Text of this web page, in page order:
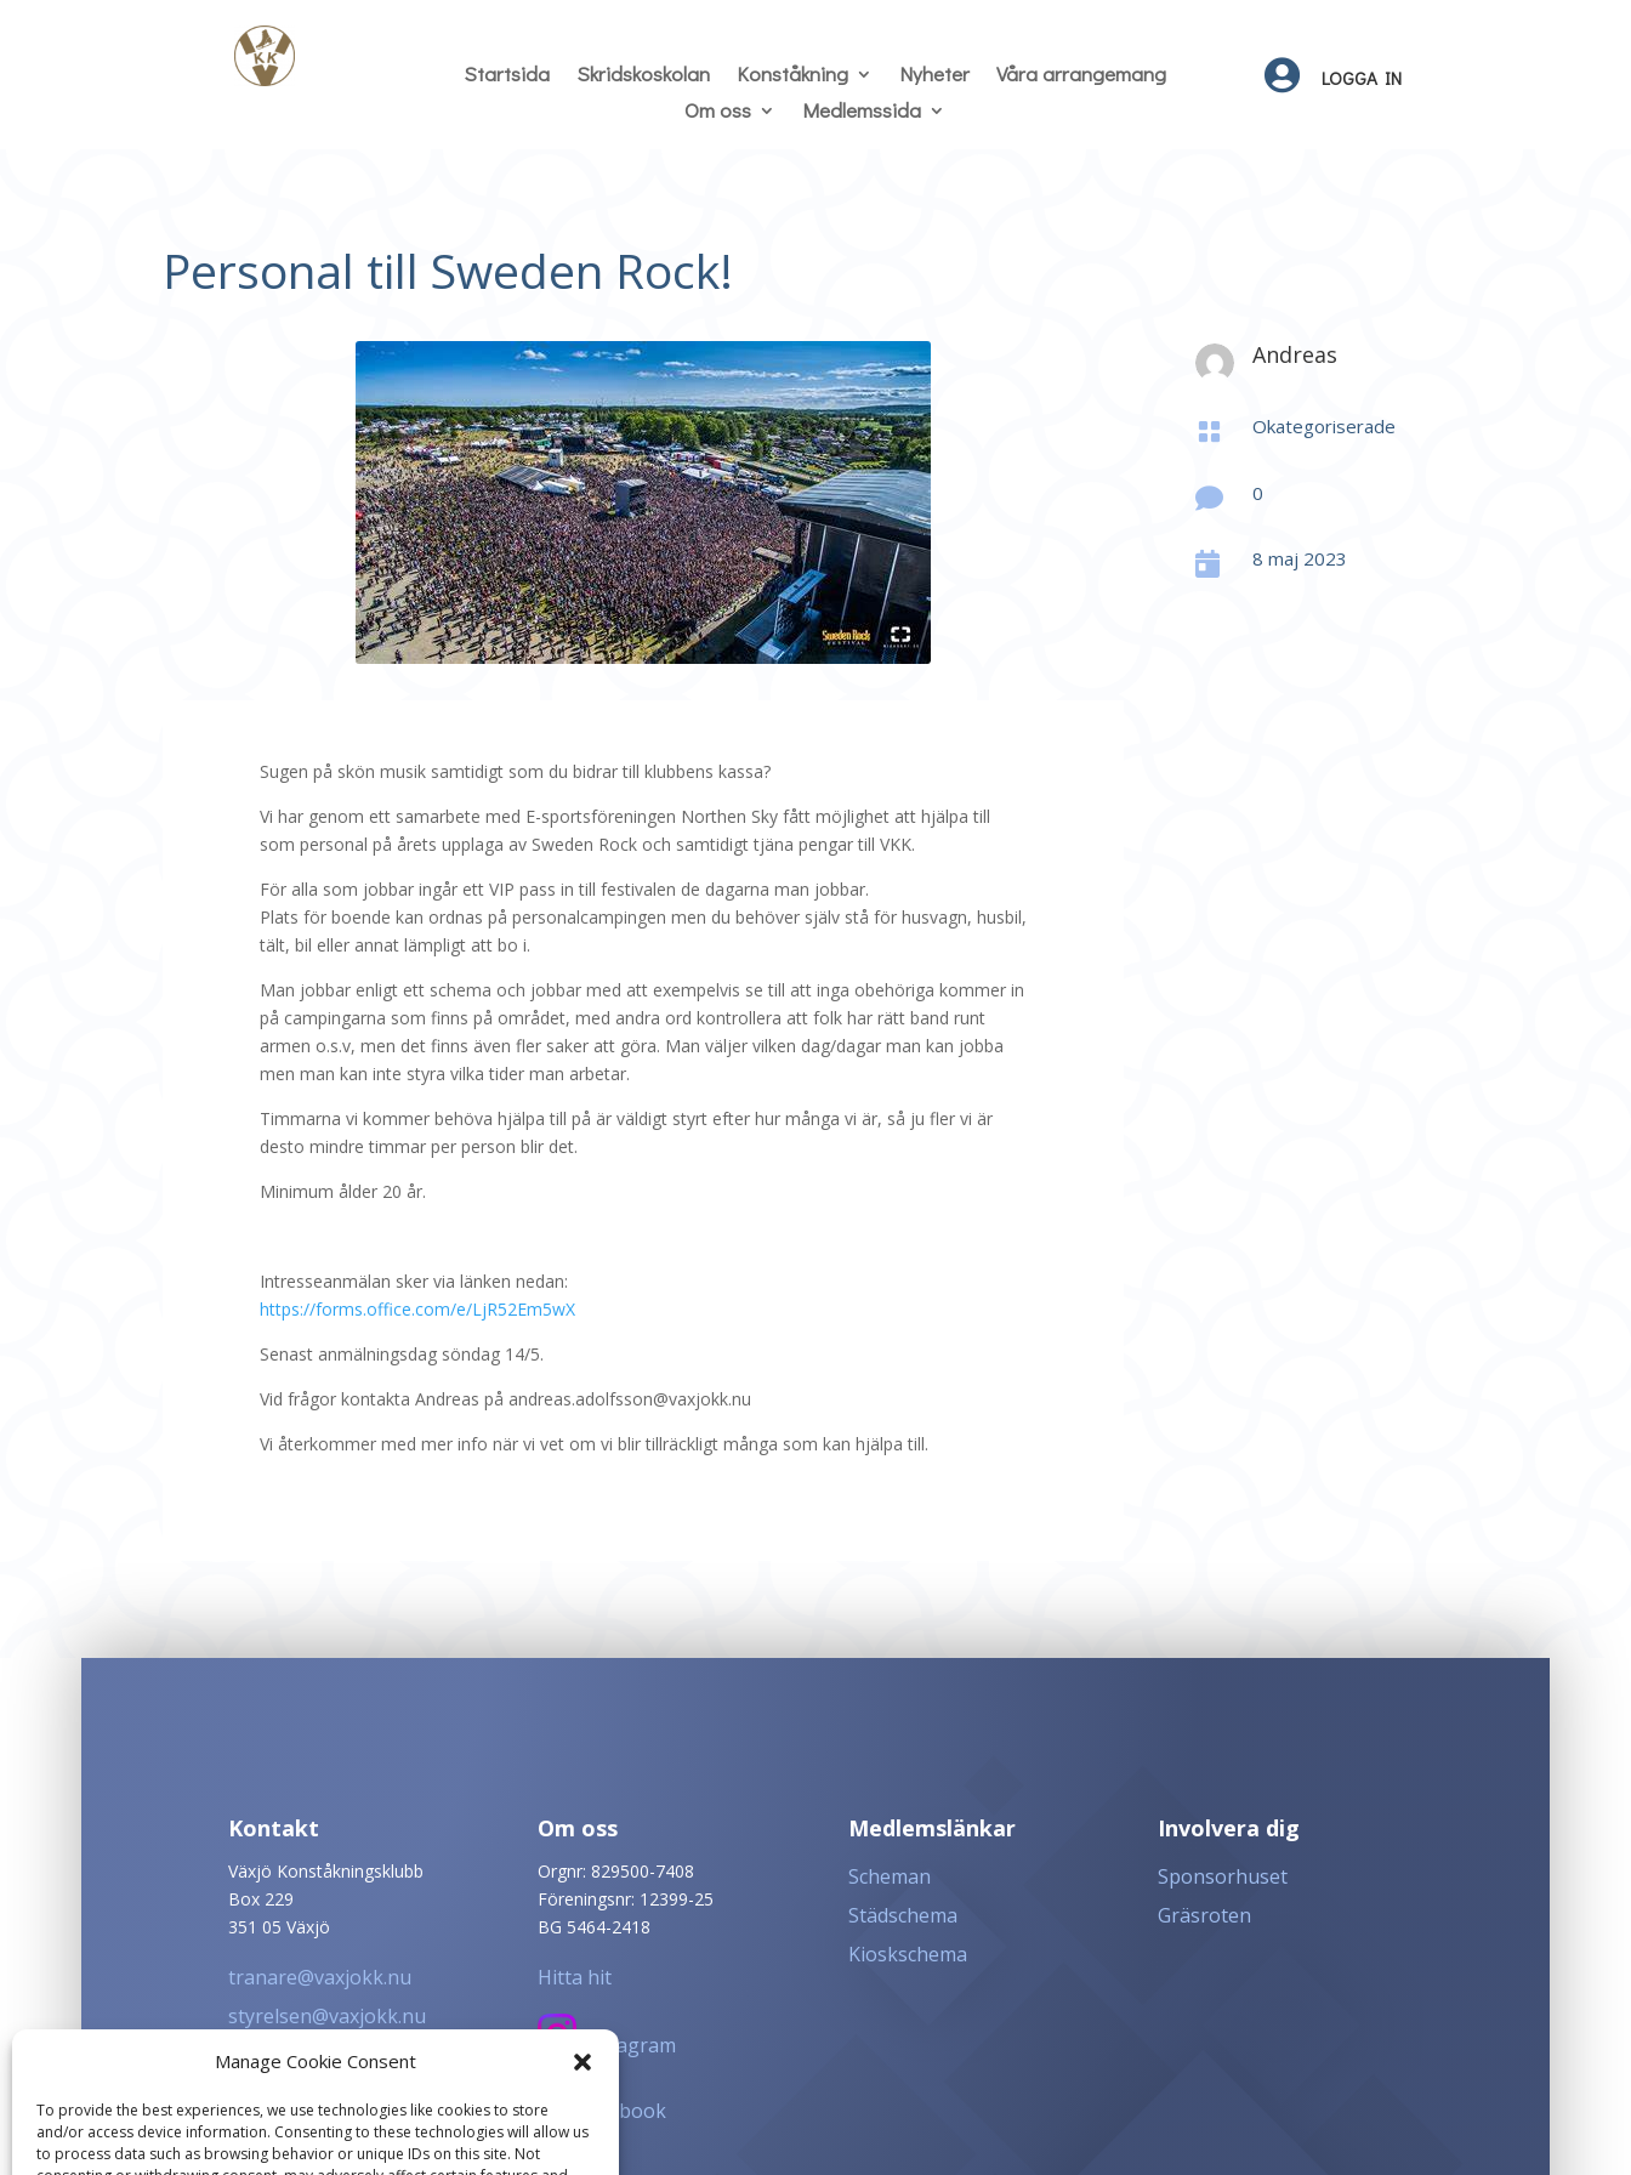
Manage Cookie Consent
To provide the best experiences, we use technologies like cookies to store
and/or access device information. Consenting to these technologies will allow us
to process data such as browsing behavior or unique IDs on this site. Not
Startsida Skridskoskolan Konståkning Nyheter
Våra arrangemang
Om oss
Medlemssida
 LOGGA IN
Personal till Sweden Rock!
Sugen på skön musik samtidigt som du bidrar till klubbens kassa?
Vi har genom ett samarbete med E-sportsföreningen Northen Sky fått möjlighet att hjälpa till
som personal på årets upplaga av Sweden Rock och samtidigt tjäna pengar till VKK.
För alla som jobbar ingår ett VIP pass in till festivalen de dagarna man jobbar.
Plats för boende kan ordnas på personalcampingen men du behöver själv stå för husvagn, husbil,
tält, bil eller annat lämpligt att bo i.
Man jobbar enligt ett schema och jobbar med att exempelvis se till att inga obehöriga kommer in
på campingarna som finns på området, med andra ord kontrollera att folk har rätt band runt
armen o.s.v, men det finns även fler saker att göra. Man väljer vilken dag/dagar man kan jobba
men man kan inte styra vilka tider man arbetar.
Timmarna vi kommer behöva hjälpa till på är väldigt styrt efter hur många vi är, så ju fler vi är
desto mindre timmar per person blir det.
Minimum ålder 20 år.
Intresseanmälan sker via länken nedan:
https://forms.office.com/e/LjR52Em5wX
Senast anmälningsdag söndag 14/5.
Vid frågor kontakta Andreas på andreas.adolfsson@vaxjokk.nu
Vi återkommer med mer info när vi vet om vi blir tillräckligt många som kan hjälpa till.
Andreas
 Okategoriserade
 0
 8 maj 2023
Kontakt
Växjö Konståkningsklubb
Box 229
351 05 Växjö
tranare@vaxjokk.nu
styrelsen@vaxjokk.nu
info@vaxjokk.nu
Om oss
Orgnr: 829500-7408
Föreningsnr: 12399-25
BG 5464-2418
Hitta hit
Instagram
Facebook
Medlemslänkar
Scheman
Städschema
Kioskschema
Involvera dig
Sponsorhuset
Gräsroten